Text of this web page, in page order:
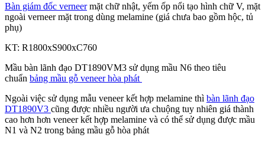
Bàn giám đốc verneermặt chữ nhật, yếm ốp nổi tạo hình chữ V, mặt
ngoài verneer mặt trong dùng melamine (giá chưa bao gồm hộc, tủ
phụ)
KT: R1800xS900xC760
Mầu bàn lãnh đạo DT1890VM3 sử dụng mầu N6 theo tiêu
chuẩn bảng mầu gỗ veneer hòa phát
Ngoài việc sử dụng mẫu veneer kết hợp melamine thì bàn lãnh đạo
DT1890V3 cũng được nhiều người ưa chuộng tuy nhiên giá thành
cao hơn hơn veneer kết hợp melamine và có thể sử dụng được mầu
N1 và N2 trong bảng mầu gỗ hòa phát